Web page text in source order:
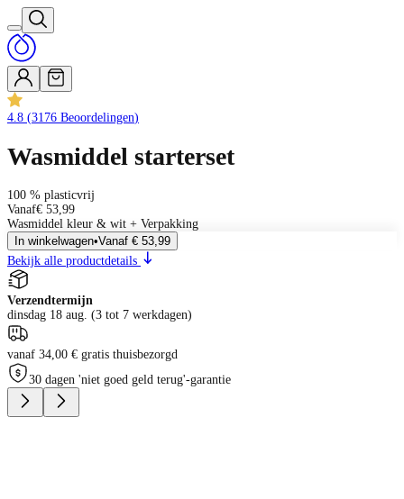
4.8 (3176 Beoordelingen)
Wasmiddel starterset
100 % plasticvrij
Vanaf€ 53,99
Wasmiddel kleur & wit + Verpakking
In winkelwagen•Vanaf € 53,99
Bekijk alle productdetails
Verzendtermijn
dinsdag 18 aug. (3 tot 7 werkdagen)
vanaf 34,00 € gratis thuisbezorgd
30 dagen 'niet goed geld terug'-garantie